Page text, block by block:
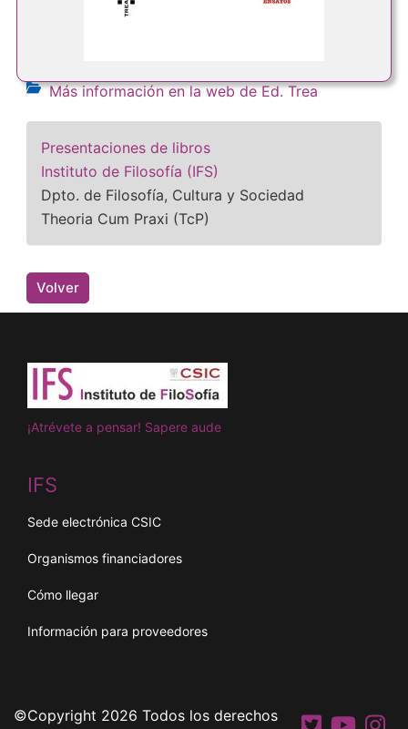
Más información en la web de Ed. Trea
Presentaciones de libros
Instituto de Filosofía (IFS)
Dpto. de Filosofía, Cultura y Sociedad
Theoria Cum Praxi (TcP)
Volver
¡Atrévete a pensar! Sapere aude
IFS
Sede electrónica CSIC
Organismos financiadores
Cómo llegar
Información para proveedores
©Copyright 2026 Todos los derechos